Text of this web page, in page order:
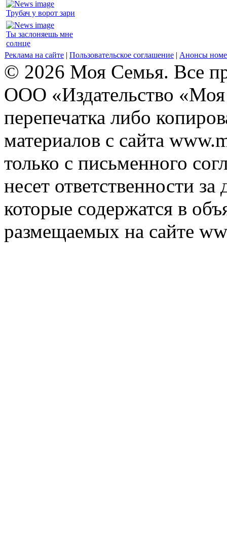
Трубач у ворот зари
Ты заслоняешь мне
солнце
Реклама на сайте | Пользовательское соглашение | Анонсы
© 2026 Моя Семья. Все
ООО «Издательство
перепечатка либо
материалов с сайта
только с письменного
несет ответственности
которые содержатся в
размещаемых на сайте